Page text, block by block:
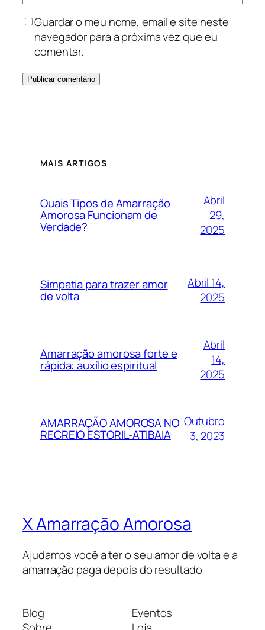
Guardar o meu nome, email e site neste
navegador para a próxima vez que eu
comentar.
MAIS ARTIGOS
Quais Tipos de Amarração
Amorosa Funcionam de
Verdade?
Abril
29,
2025
Simpatia para trazer amor
de volta
Abril 14,
2025
Amarração amorosa forte e
rápida: auxílio espiritual
Abril
14,
2025
AMARRAÇÃO AMOROSA NO
RECREIO ESTORIL-ATIBAIA
Outubro
3, 2023
X Amarração Amorosa
Ajudamos você a ter o seu amor de volta e a
amarração paga depois do resultado
Blog
Eventos